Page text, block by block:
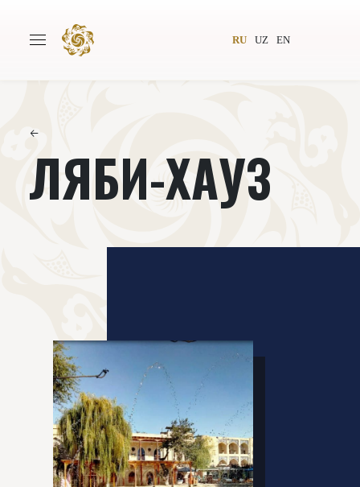
RU UZ EN
Авторы Всемирное общество
←
ЛЯБИ-ХАУЗ